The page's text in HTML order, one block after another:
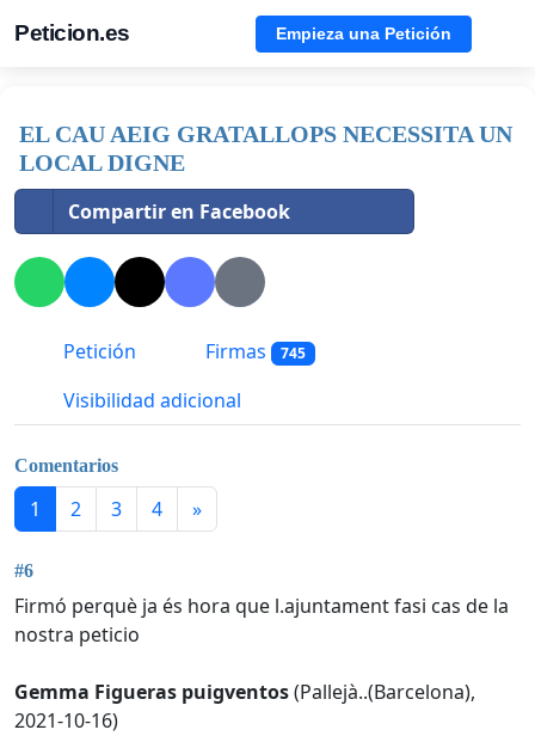
Peticion.es Empieza una Petición
EL CAU AEIG GRATALLOPS NECESSITA UN
LOCAL DIGNE
Compartir en Facebook
Petición Firmas 745
Visibilidad adicional
Comentarios
1 2 3 4 »
#6
Firmó perquè ja és hora que l.ajuntament fasi cas de la
nostra peticio
Gemma Figueras puigventos(Pallejà..(Barcelona),
2021-10-16)